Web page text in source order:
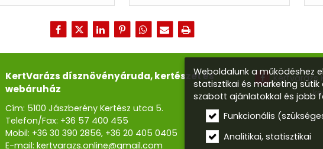
KertVarázs dísznövényáruda, kertészet és
webáruház
Cím: 5100 Jászberény Kertész utca 5.
Telefon/Fax: +36 57 400 455
Mobil: +36 30 390 2856, +36 20 405 0405
E-mail: kertvarazs.online@gmail.com
Kertvarázs
Weboldalunk a működéshez
statisztikai és marketing
szabott ajánlatokkal és jobb
Funkcionális
Analitikai, statisztikai